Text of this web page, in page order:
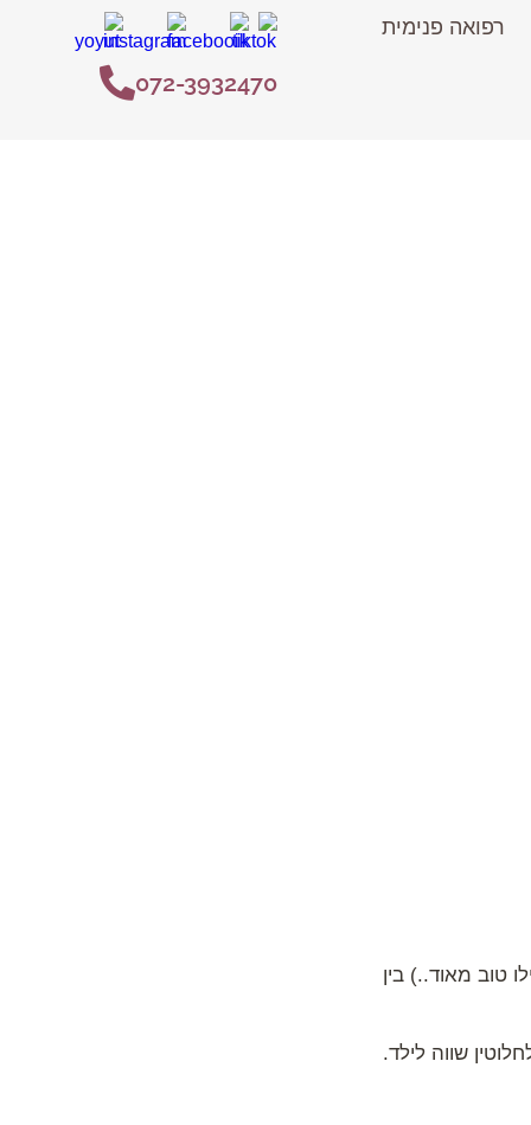
רפואה פנימית
072-3932470
טוב מאוד..) בין
שווה לילד.